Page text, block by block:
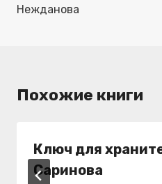
Нежданова
Похожие книги
Ключ для
Саринова